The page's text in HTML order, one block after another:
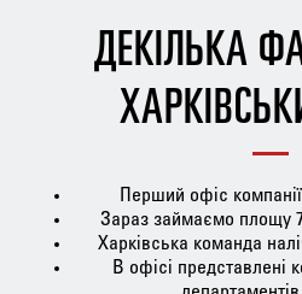
ДЕКІЛЬКА
Перший офіс
Зараз займаємо площу
Харківська команда
В офісі представлені